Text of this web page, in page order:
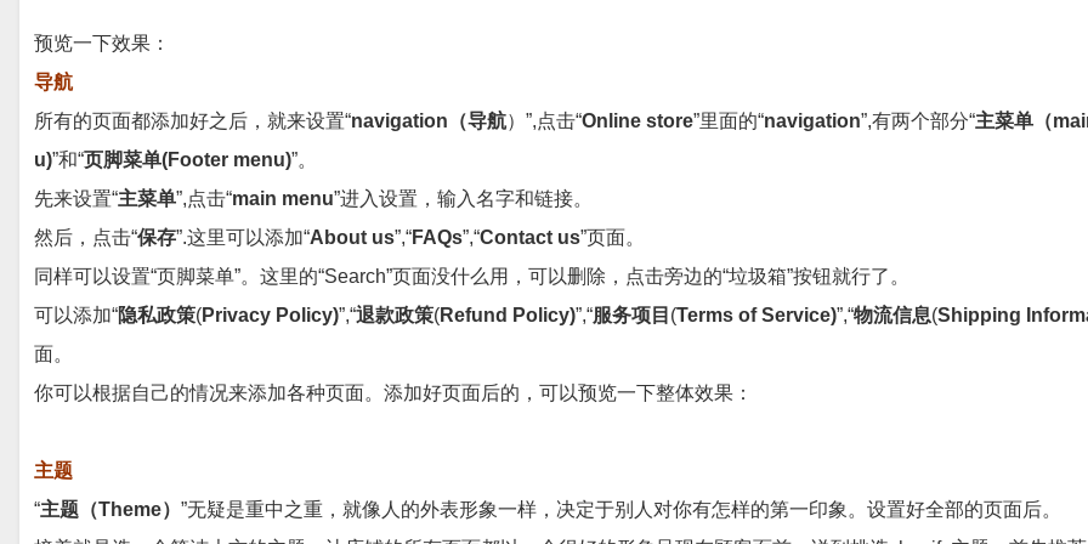
预览一下效果：
导航
所有的页面都添加好之后，就来设置“navigation（导航）”,点击“Online store”里面的“navigation”,有两个部分“主菜单（
u)”和“页脚菜单(Footer menu)”。
先来设置“主菜单”,点击“main menu”进入设置，输入名字和链接。
然后，点击“保存”.这里可以添加“About us”,“FAQs”,“Contact us”页面。
同样可以设置“页脚菜单”。这里的“Search”页面没什么用，可以删除，点击旁边的“垃圾箱”按钮就行了。
可以添加“隐私政策(Privacy Policy)”,“退款政策(Refund Policy)”,“服务项目 (Terms of Service)”,“物流信息(Shipping
面。
你可以根据自己的情况来添加各种页面。添加好页面后的，可以预览一下整体效果：
主题
“主题（Theme） ”无疑是重中之重，就像人的外表形象一样，决定于别人对你有怎样的第一印象。设置好全部的页面后。